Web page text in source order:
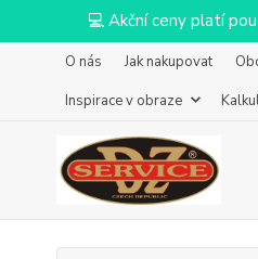
💻 Akční ceny platí
O nás Jak nakupovat
Inspirace v obraze